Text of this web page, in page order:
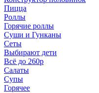
Пицца
Роллы
Горячие роллы
Суши и Гунканы
Сеты
Выбирают дети
Всё до 260р
Салаты
Супы
Горячее